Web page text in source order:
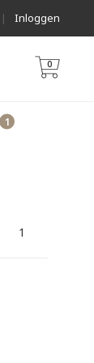
Inloggen
|
0
1